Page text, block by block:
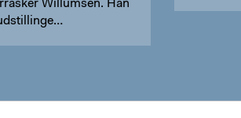
Willumsen. Han